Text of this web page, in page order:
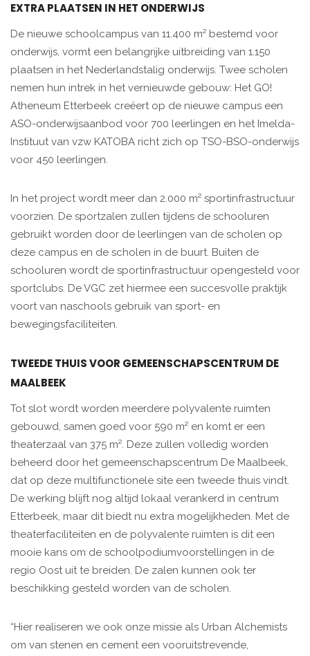
EXTRA PLAATSEN IN HET ONDERWIJS
De nieuwe schoolcampus van 11.400 m² bestemd voor
onderwijs, vormt een belangrijke uitbreiding van 1.150
plaatsen in het Nederlandstalig onderwijs. Twee scholen
nemen hun intrek in het vernieuwde gebouw: Het GO!
Atheneum Etterbeek creëert op de nieuwe campus een
ASO-onderwijsaanbod voor 700 leerlingen en het Imelda-
Instituut van vzw KATOBA richt zich op TSO-BSO-onderwijs
voor 450 leerlingen.
In het project wordt meer dan 2.000 m² sportinfrastructuur
voorzien. De sportzalen zullen tijdens de schooluren
gebruikt worden door de leerlingen van de scholen op
deze campus en de scholen in de buurt. Buiten de
schooluren wordt de sportinfrastructuur opengesteld voor
sportclubs. De VGC zet hiermee een succesvolle praktijk
voort van naschools gebruik van sport- en
bewegingsfaciliteiten.
TWEEDE THUIS VOOR GEMEENSCHAPSCENTRUM DE
MAALBEEK
Tot slot wordt worden meerdere polyvalente ruimten
gebouwd, samen goed voor 590 m² en komt er een
theaterzaal van 375 m². Deze zullen volledig worden
beheerd door het gemeenschapscentrum De Maalbeek,
dat op deze multifunctionele site een tweede thuis vindt.
De werking blijft nog altijd lokaal verankerd in centrum
Etterbeek, maar dit biedt nu extra mogelijkheden. Met de
theaterfaciliteiten en de polyvalente ruimten is dit een
mooie kans om de schoolpodiumvoorstellingen in de
regio Oost uit te breiden. De zalen kunnen ook ter
beschikking gesteld worden van de scholen.
“Hier realiseren we ook onze missie als Urban Alchemists
om van stenen en cement een vooruitstrevende,